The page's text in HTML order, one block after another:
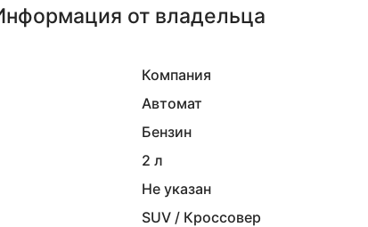
от владельца
Компания
Автомат
Бензин
2 л
Не указан
SUV / Кроссовер